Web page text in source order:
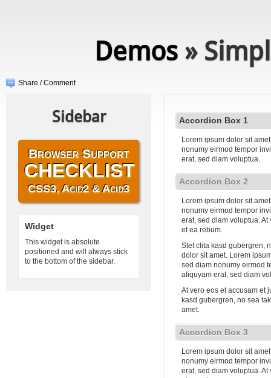
Demos»
Share / Comment
Accordion Box 1
Lorem ipsum dolor sit
nonumy eirmod tempor
erat, sed diam voluptua.
Accordion Box 2
Lorem ipsum dolor sit
nonumy eirmod tempor
erat, sed diam voluptua.
et ea rebum.
Stet clita kasd gubergren,
dolor sit amet. Lorem
sed diam nonumy eirmod
aliquyam erat, sed diam
At vero eos et accusam et
kasd gubergren, no sea
amet.
Accordion Box 3
Lorem ipsum dolor sit
nonumy eirmod tempor
erat, sed diam voluptua.
Sidebar
Browser Support
CHECKLIST
CSS3, Acid2 & Acid3
Widget
This widget is absolute
positioned and will always stick
to the bottom of the sidebar.